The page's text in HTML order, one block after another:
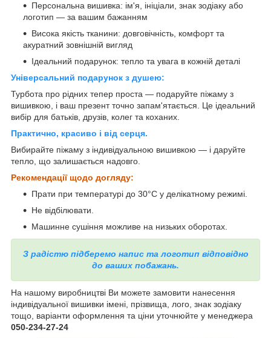
Персональна вишивка: ім'я, ініціали, знак зодіаку або
логотип — за вашим бажанням
Висока якість тканини: довговічність, комфорт та
акуратний зовнішній вигляд
Ідеальний подарунок: тепло та увага в кожній деталі
Універсальний подарунок з душею:
Турбота про рідних тепер проста — подаруйте піжаму з
вишивкою, і ваш презент точно запам'ятається. Це ідеальний
вибір для батьків, друзів, колег та коханих.
Практично, красиво і від серця.
Вибирайте піжаму з індивідуальною вишивкою — і даруйте
тепло, що залишається надовго.
Рекомендації щодо догляду:
Прати при температурі до 30°C у делікатному режимі.
Не відбілювати.
Машинне сушіння можливе на низьких оборотах.
З радістю підберемо напис та логотип відповідно
до ваших побажань.
На нашому виробництві Ви можете замовити нанесення
індивідуальної вишивки імені, прізвища, лого, знак зодіаку
тощо, варіанти оформлення та ціни уточнюйте у менеджера
050-234-27-24